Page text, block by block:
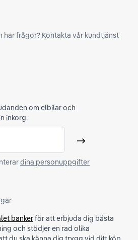
har frågor? Kontakta vår kundtjänst
om elbilar och
inkorg.
Skicka
dina personuppgifter
bankerför att erbjuda dig bästa
och stödjer en rad olika